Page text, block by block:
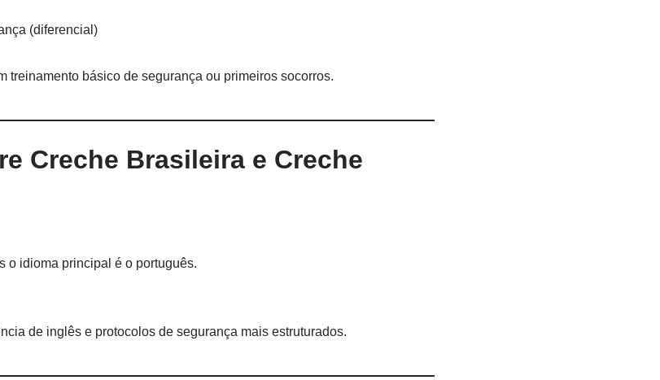
(diferencial)
treinamento básico de segurança ou primeiros socorros.
Creche Brasileira e Creche
o idioma principal é o português.
de inglês e protocolos de segurança mais estruturados.